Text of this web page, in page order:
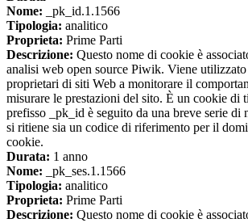
Nome: _pk_id.1.1566
Tipologia: analitico
Proprieta: Prime Parti
Descrizione: Questo nome di cookie è
analisi web open source Piwik. Viene utilizzato
proprietari di siti Web a monitorare il
misurare le prestazioni del sito. È un cookie di
prefisso _pk_id è seguito da una breve serie di
si ritiene sia un codice di riferimento per il
cookie.
Durata: 1 anno
Nome: _pk_ses.1.1566
Tipologia: analitico
Proprieta: Prime Parti
Descrizione: Questo nome di cookie è